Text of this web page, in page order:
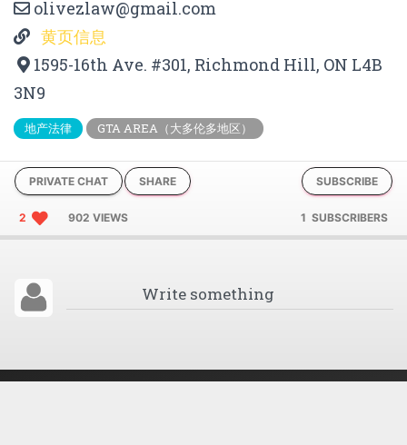
olivezlaw@gmail.com
黄页信息
1595-16th Ave. #301, Richmond Hill, ON L4B
3N9
地产法律 GTA AREA（大多伦多地区）
PRIVATE CHAT SHARE SUBSCRIBE
2 902 VIEWS 1 SUBSCRIBERS